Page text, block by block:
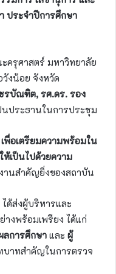
ประจำปีการศึกษา
รุศาสตร์ มหาวิทยาลัย
งน้อย จังหวัด
รบัณฑิต, รศ.ดร. รอง
นประธานในการประชุม
เพื่อเตรียมความพร้อมใน
เป็นไปด้วยความ
านสำคัญยิ่งของสถาบัน
ได้ส่งผู้บริหารและ
างพร้อมเพรียง ได้แก่
ลการศึกษา และ ผู้
บาทสำคัญในการตรวจ